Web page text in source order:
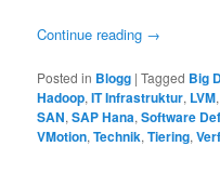
Continue reading →
Posted in Blogg |Tagged Big
Hadoop,IT Infrastruktur, LVM
SAN,SAP Hana,Software
VMotion,Technik,Tiering,